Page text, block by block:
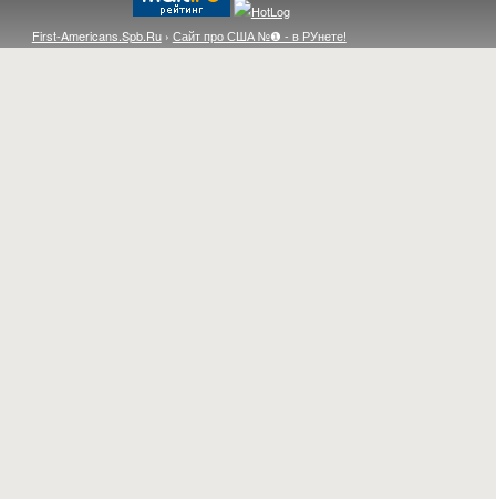
First-Americans.Spb.Ru› Сайт про США №❶ - в РУнете!